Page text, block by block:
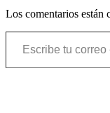
Los comentarios están
Escribe tu correo electrónico…